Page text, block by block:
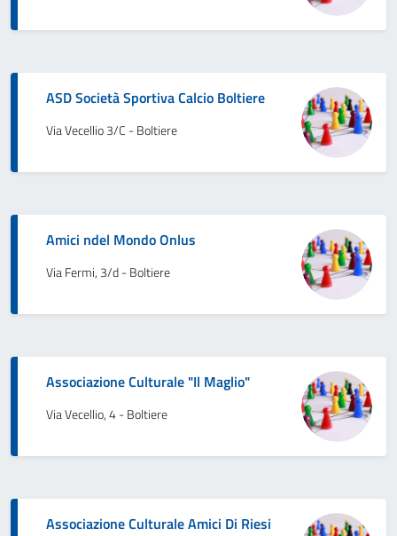
ASD Società Sportiva Calcio Boltiere
Via Vecellio 3/C - Boltiere
Amici ndel Mondo Onlus
Via Fermi, 3/d - Boltiere
Associazione Culturale "Il Maglio"
Via Vecellio, 4 - Boltiere
Associazione Culturale Amici Di Riesi